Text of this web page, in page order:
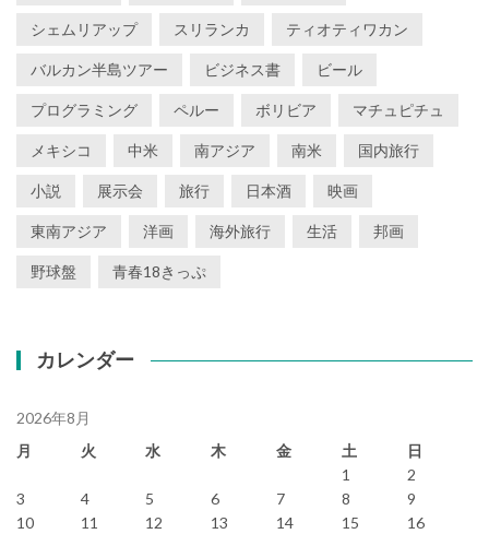
シェムリアップ スリランカ ティオティワカン
バルカン半島ツアー ビジネス書 ビール
プログラミング ペルー ボリビア マチュピチュ
メキシコ 中米 南アジア 南米 国内旅行
小説 展示会 旅行 日本酒 映画
東南アジア 洋画 海外旅行 生活 邦画
野球盤 青春18きっぷ
カレンダー
2026年8月
月
火 水 木 金 土
日
1
2
3
4 5 6 7 8
9
10
11 12 13 14 15
16